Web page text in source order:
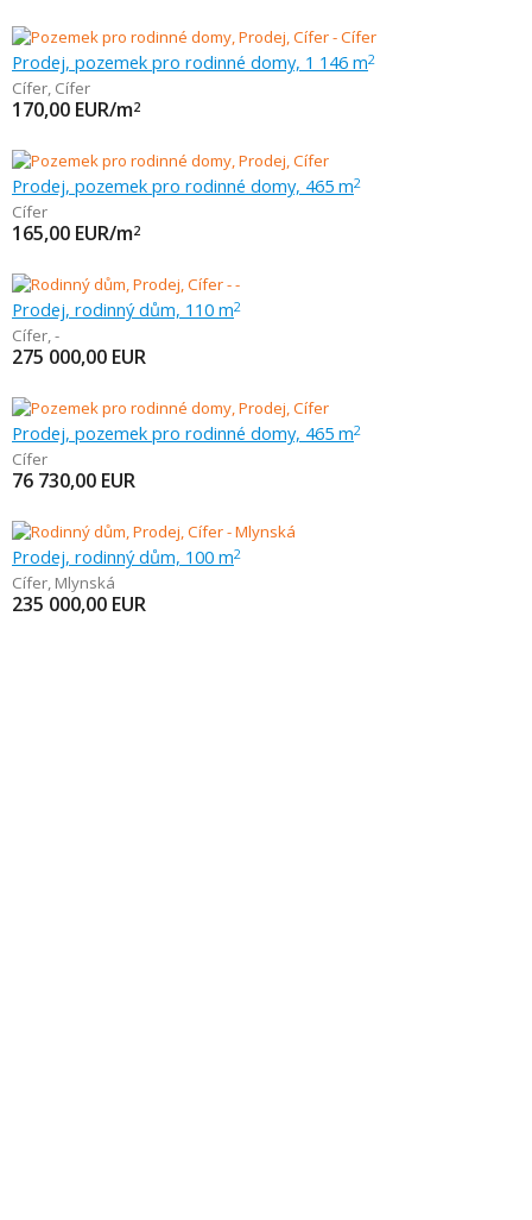
Prodej, pozemek pro rodinné domy, 1 146 m2
Cífer, Cífer
170,00 EUR/m2
Prodej, pozemek pro rodinné domy, 465 m2
Cífer
165,00 EUR/m2
Prodej, rodinný dům, 110 m2
Cífer,-
275 000,00 EUR
Prodej, pozemek pro rodinné domy, 465 m2
Cífer
76 730,00 EUR
Prodej, rodinný dům, 100 m2
Cífer, Mlynská
235 000,00 EUR